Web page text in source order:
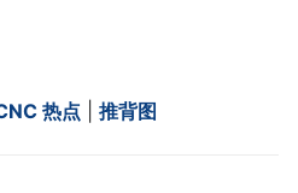
热点 推背图